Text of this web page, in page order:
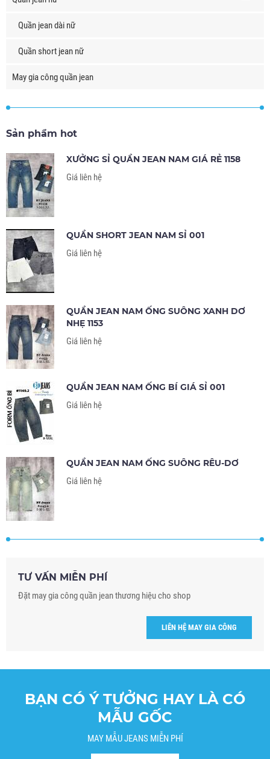
Quần jean dài nữ
Quần short jean nữ
May gia công quần jean
Sản phẩm hot
XƯỞNG SỈ QUẦN JEAN NAM GIÁ RẺ 1158
Giá liên hệ
QUẦN SHORT JEAN NAM SỈ 001
Giá liên hệ
QUẦN JEAN NAM ỐNG SUÔNG XANH DƠ
NHẸ 1153
Giá liên hệ
QUẦN JEAN NAM ỐNG BÍ GIÁ SỈ 001
Giá liên hệ
QUẦN JEAN NAM ỐNG SUÔNG RÊU-DƠ
Giá liên hệ
TƯ VẤN MIỄN PHÍ
Đặt may gia công quần jean thương hiệu cho shop
LIÊN HỆ MAY GIA CÔNG
BẠN CÓ Ý TƯỞNG HAY LÀ CÓ
MẪU GỐC
MAY MẪU JEANS MIỄN PHÍ